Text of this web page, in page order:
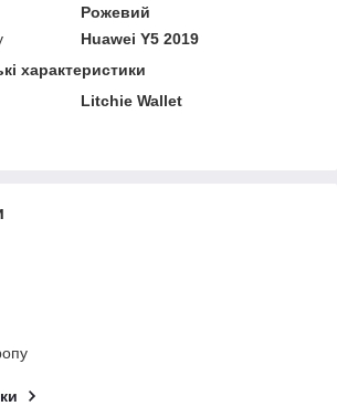
Рожевий
Huawei Y5 2019
характеристики
Litchie Wallet